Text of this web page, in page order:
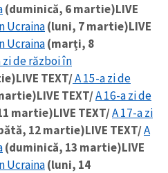
(duminică, 6 martie)LIVE
Ucraina(luni, 7 martie)LIVE
Ucraina(marți, 8
zi de război în
LIVE TEXT/A 15-a zi de
LIVE TEXT/A 16-a zi de
martie)LIVE TEXT/A 17-a zi
12 martie)LIVE TEXT/A
(duminică, 13 martie)LIVE
Ucraina(luni, 14